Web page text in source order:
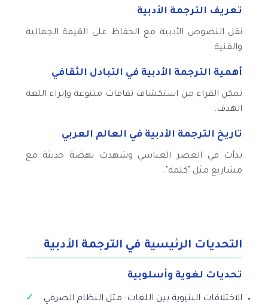
تعريف الترجمة الأدبية
نقل النصوص الأدبية مع الحفاظ على القيمة الجمالية
والفنية.
أهمية الترجمة الأدبية في التبادل الثقافي
تمكن القراء من استكشاف ثقافات متنوعة وإثراء اللغة
الهدف.
تاريخ الترجمة الأدبية في العالم العربي
بدأت في العصر العباسي وشهدت نهضة حديثة مع
مشاريع مثل "كلمة".
التحديات الرئيسية في الترجمة الأدبية
تحديات لغوية وأسلوبية
الاختلافات البنيوية بين اللغات: مثل النظام الصرفي